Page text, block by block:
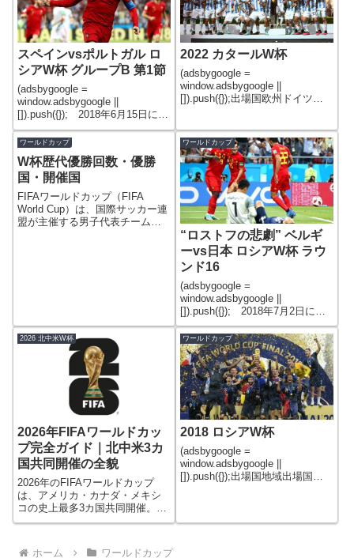
スペインvsポルトガル ロ
シアW杯 グループB 第1節
(adsbygoogle =
window.adsbygoogle ||
[]).push({}); 2018年6月15日にロ
シアW杯グループステージ グル
ープB 第1節 スペインvsポルト
ガルがソチのフィシュト・オリ
ンピックスタジアムで行
2022 カタールW杯
(adsbygoogle =
window.adsbygoogle ||
[]).push({});出場国欧州ドイツ代
ンマーク代表（2大会連続6回
目）ベルギー代表（3大会連続1
ワールドカップ
W杯歴代優勝回数・優勝
国・開催国
FIFAワールドカップ（FIFA
World Cup）は、国際サッカー連
盟が主催する男子代表チームに
ワールドカップ
“ロストフの悲劇” ベルギ
ーvs日本 ロシアW杯 ラウ
ンド16
(adsbygoogle =
window.adsbygoogle ||
[]).push({}); 2018年7月2日にロ
シアW杯ラウンド16 ベルギーvs
日本がロシアのロストフ・アリ
ーナで行われた。 日本は、コ
ロンビア、セネガル、ポーラ
2026 北中米W杯
2026年FIFAワールドカッ
プ完全ガイド｜北中米3カ
国共同開催の全貌
2026年のFIFAワールドカップ
は、アメリカ・カナダ・メキシ
コの史上最多3カ国共同開催。ア
メリカ11都市11会場、カナダ2都
ワールドカップ
2018 ロシアW杯
(adsbygoogle =
window.adsbygoogle ||
[]).push({});出場国地域出場国欧
(11大会連続15
ホーム ワールドカップ